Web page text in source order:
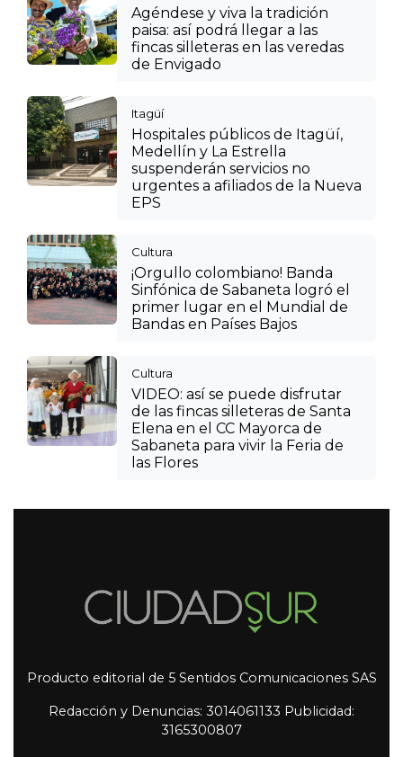
Agéndese y viva la tradición
paisa: así podrá llegar a las
fincas silleteras en las veredas
de Envigado
Itagüí
Hospitales públicos de Itagüí,
Medellín y La Estrella
suspenderán servicios no
urgentes a afiliados de la Nueva
EPS
Cultura
¡Orgullo colombiano! Banda
Sinfónica de Sabaneta logró el
primer lugar en el Mundial de
Bandas en Países Bajos
Cultura
VIDEO: así se puede disfrutar
de las fincas silleteras de Santa
Elena en el CC Mayorca de
Sabaneta para vivir la Feria de
las Flores
Producto editorial de 5 Sentidos Comunicaciones SAS
Redacción y Denuncias: 3014061133 Publicidad:
3165300807